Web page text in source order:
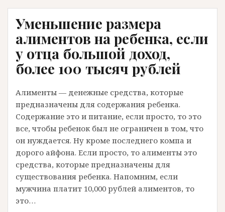
Уменьшение размера
алиментов на ребенка, если
у отца большой доход,
более 100 тысяч рублей
Алименты — денежные средства, которые
предназначены для содержания ребенка.
Содержание это и питание, если просто, то это
все, чтобы ребенок был не ограничен в том, что
он нуждается. Ну кроме последнего компа и
дорого айфона. Если просто, то алименты это
средства, которые предназначены для
существования ребенка. Напомним, если
мужчина платит 10,000 рублей алиментов, то
это…